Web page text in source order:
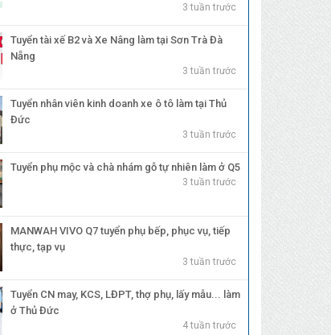
3 tuần trước
Tuyển tài xế B2 và Xe Nâng làm tại Sơn Trà Đà
Nẵng
3 tuần trước
Tuyển nhân viên kinh doanh xe ô tô làm tại Thủ
Đức
3 tuần trước
Tuyển phụ mộc và chà nhám gỗ tự nhiên làm ở Q5
3 tuần trước
MANWAH VIVO Q7 tuyển phụ bếp, phục vụ, tiếp
thực, tạp vụ
3 tuần trước
Tuyển CN may, KCS, LĐPT, thợ phụ, lấy mẫu... làm
ở Thủ Đức
4 tuần trước